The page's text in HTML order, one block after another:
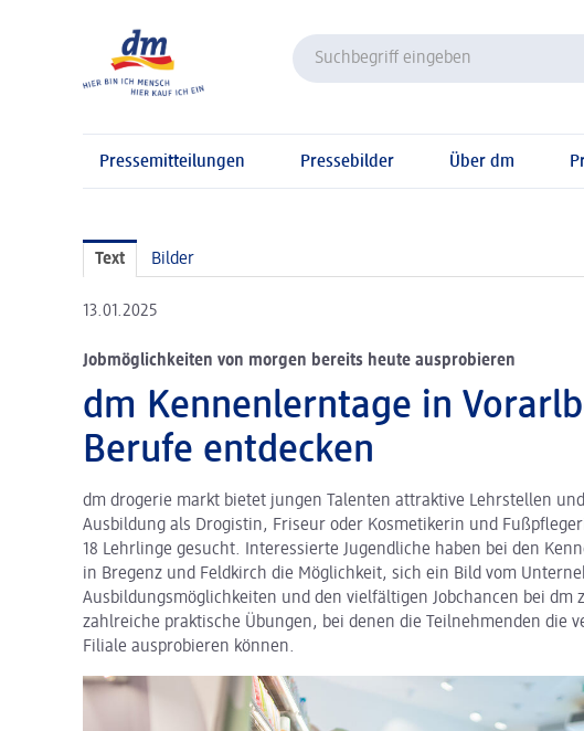
Pressemitteilungen Pressebilder Über dm
Text Bilder
13.01.2025
Jobmöglichkeiten von morgen bereits heute ausprobieren
dm Kennenlerntage in
Berufe entdecken
dm drogerie markt bietet jungen Talenten attraktive Lehrstellen
Ausbildung als Drogistin, Friseur oder Kosmetikerin und
18 Lehrlinge gesucht. Interessierte Jugendliche haben bei den
in Bregenz und Feldkirch die Möglichkeit, sich ein Bild vom
Ausbildungsmöglichkeiten und den vielfältigen Jobchancen bei dm
zahlreiche praktische Übungen, bei denen die Teilnehmenden die
Filiale ausprobieren können.